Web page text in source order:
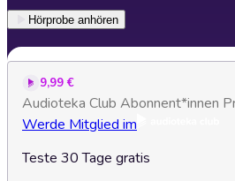
Hörprobe anhören
9,99 €
Audioteka Club Abonnent*innen
Werde Mitglied im
Teste 30 Tage gratis